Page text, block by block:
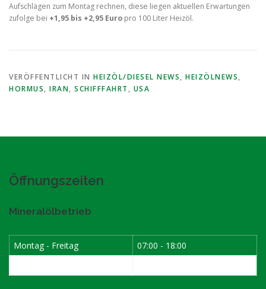
Aufschlägen zum Montag rechnen, diese liegen aktuellen Erwartungen
zufolge bei +1,95 bis +2,95 Euro pro 100 Liter Heizöl.
VERÖFFENTLICHT IN HEIZÖL/DIESEL NEWS, HEIZÖLNEWS,
HORMUS, IRAN, SCHIFFFAHRT , USA
Öffnungszeiten
Mineralölbetrieb
Montag - Freitag
07:00 - 18:00